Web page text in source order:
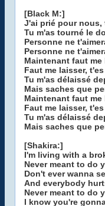
[Black M:]
J'ai prié pour nous,
Tu m'as tourné le
Personne ne
Personne ne
Maintenant faut me
Faut me laisser,
Tu m'as délaissé
Mais saches que
Maintenant faut me
Faut me laisser,
Tu m'as délaissé
Mais saches que
[Shakira:]
I'm living with a
Never meant to do
Don't ever wanna
And everybody
Never meant to do
I know you're